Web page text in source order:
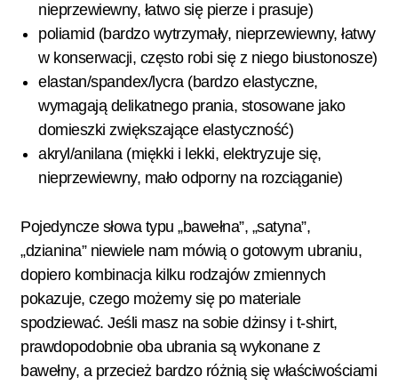
nieprzewiewny, łatwo się pierze i prasuje)
poliamid (bardzo wytrzymały, nieprzewiewny, łatwy
w konserwacji, często robi się z niego biustonosze)
elastan/spandex/lycra (bardzo elastyczne,
wymagają delikatnego prania, stosowane jako
domieszki zwiększające elastyczność)
akryl/anilana (miękki i lekki, elektryzuje się,
nieprzewiewny, mało odporny na rozciąganie)
Pojedyncze słowa typu „bawełna”, „satyna”,
„dzianina” niewiele nam mówią o gotowym ubraniu,
dopiero kombinacja kilku rodzajów zmiennych
pokazuje, czego możemy się po materiale
spodziewać. Jeśli masz na sobie dżinsy i t-shirt,
prawdopodobnie oba ubrania są wykonane z
bawełny, a przecież bardzo różnią się właściwościami